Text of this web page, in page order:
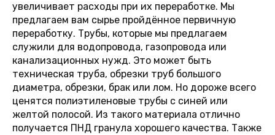
увеличивает расходы при их переработке. Мы
предлагаем вам сырье пройдённое первичную
переработку. Трубы, которые мы предлагаем
служили для водопровода, газопровода или
канализационных нужд. Это может быть
техническая труба, обрезки труб большого
диаметра, обрезки, брак или лом. Но дороже всего
ценятся полиэтиленовые трубы с синей или
желтой полосой. Из такого материала отлично
получается ПНД гранула хорошего качества. Также